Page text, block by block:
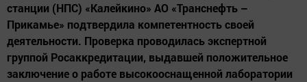
станции (НПС) «Калейкино» АО «Транснефть –
Прикамье» подтвердила компетентность своей
деятельности. Проверка проводилась экспертной
группой Росаккредитации, выдавшей положительное
заключение о работе высокооснащенной лаборатории